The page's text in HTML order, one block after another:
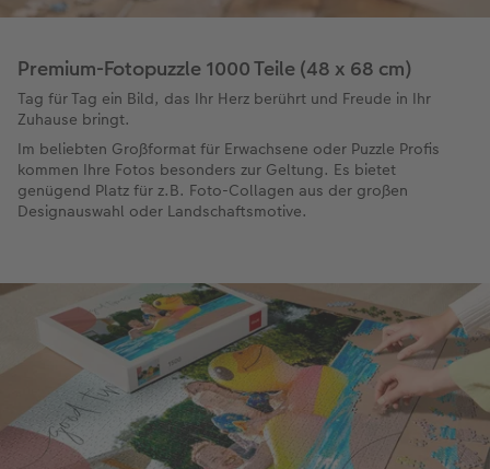
Premium-Fotopuzzle 1000 Teile (48 x 68 cm)
Tag für Tag ein Bild, das Ihr Herz berührt und Freude in Ihr
Zuhause bringt.
Im beliebten Großformat für Erwachsene oder Puzzle Profis
kommen Ihre Fotos besonders zur Geltung. Es bietet
genügend Platz für z.B. Foto-Collagen aus der großen
Designauswahl oder Landschaftsmotive.